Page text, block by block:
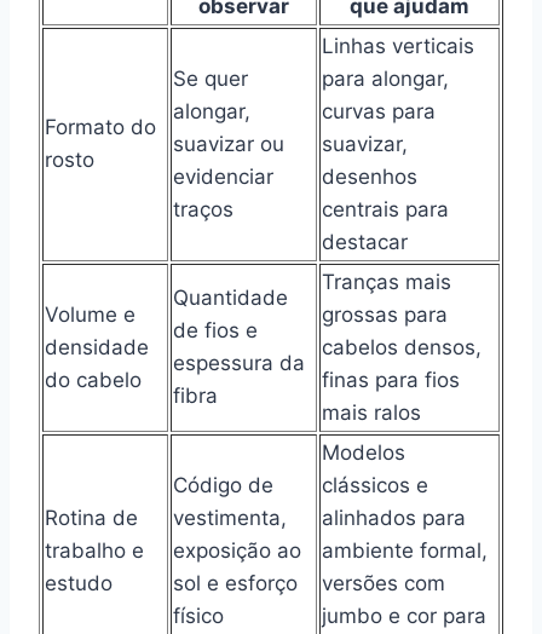
observar
que ajudam
Formato do
rosto
Se quer
alongar,
suavizar ou
evidenciar
traços
Linhas verticais
para alongar,
curvas para
suavizar,
desenhos
centrais para
destacar
Volume e
densidade
do cabelo
Quantidade
de fios e
espessura da
fibra
Tranças mais
grossas para
cabelos densos,
finas para fios
mais ralos
Rotina de
trabalho e
estudo
Código de
vestimenta,
exposição ao
sol e esforço
físico
Modelos
clássicos e
alinhados para
ambiente formal,
versões com
jumbo e cor para